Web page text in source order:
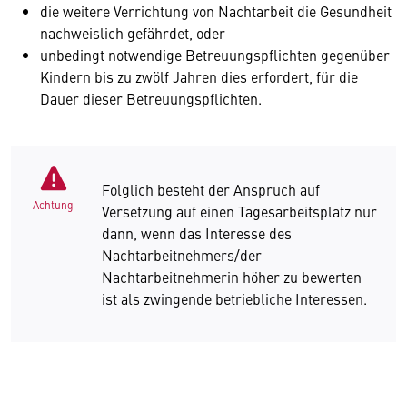
die weitere Verrichtung von Nachtarbeit die Gesundheit
nachweislich gefährdet, oder
unbedingt notwendige Betreuungspflichten gegenüber
Kindern bis zu zwölf Jahren dies erfordert, für die
Dauer dieser Betreuungspflichten.
Achtung
Folglich besteht der Anspruch auf
Versetzung auf einen Tagesarbeitsplatz nur
dann, wenn das Interesse des
Nachtarbeitnehmers/der
Nachtarbeitnehmerin höher zu bewerten
ist als zwingende betriebliche Interessen.